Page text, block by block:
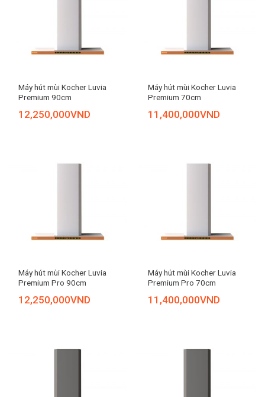
Máy hút mùi Kocher Luvia
Premium 90cm
12,250,000VND
Máy hút mùi Kocher Luvia
Premium 70cm
11,400,000VND
Máy hút mùi Kocher Luvia
Premium Pro 90cm
12,250,000VND
Máy hút mùi Kocher Luvia
Premium Pro 70cm
11,400,000VND